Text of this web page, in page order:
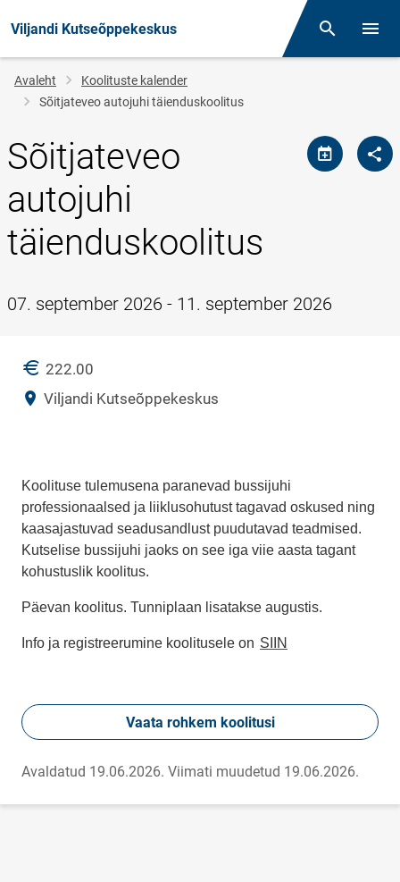
Viljandi Kutseõppekeskus Otsing
Jälglink
Avaleht
Koolituste kalender
Sõitjateveo autojuhi täienduskoolitus
Sõitjateveo
autojuhi
täienduskoolitus
07. september 2026 - 11. september 2026
HIND222.00
Asukoht
Viljandi Kutseõppekeskus
Koolituse tulemusena paranevad bussijuhi
professionaalsed ja liiklusohutust tagavad oskused ning
kaasajastuvad seadusandlust puudutavad teadmised.
Kutselise bussijuhi jaoks on see iga viie aasta tagant
kohustuslik koolitus.
Päevan koolitus. Tunniplaan lisatakse augustis.
Info ja registreerumine koolitusele on SIIN
Vaata rohkem koolitusi
Avaldatud 19.06.2026. Viimati muudetud 19.06.2026.